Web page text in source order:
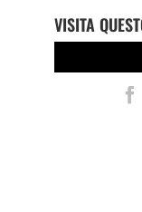
VISITA